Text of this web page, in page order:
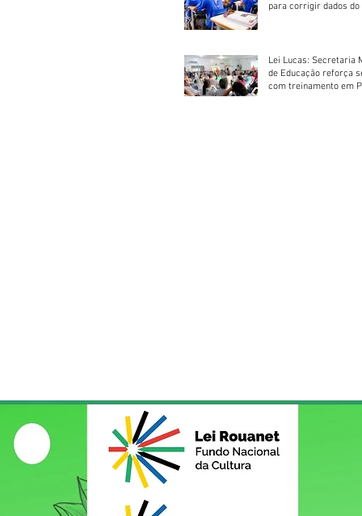
para corrigir dados do
Lei Lucas: Secretaria
de Educação reforça
com treinamento em